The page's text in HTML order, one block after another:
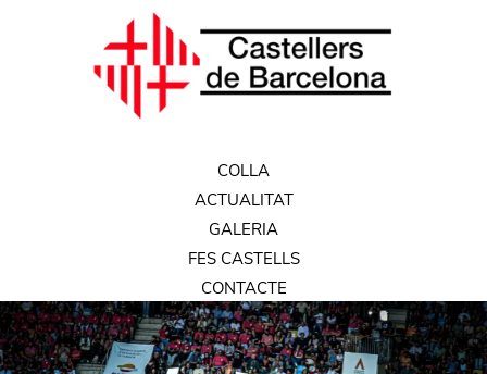
COLLA
ACTUALITAT
GALERIA
FES CASTELLS
CONTACTE